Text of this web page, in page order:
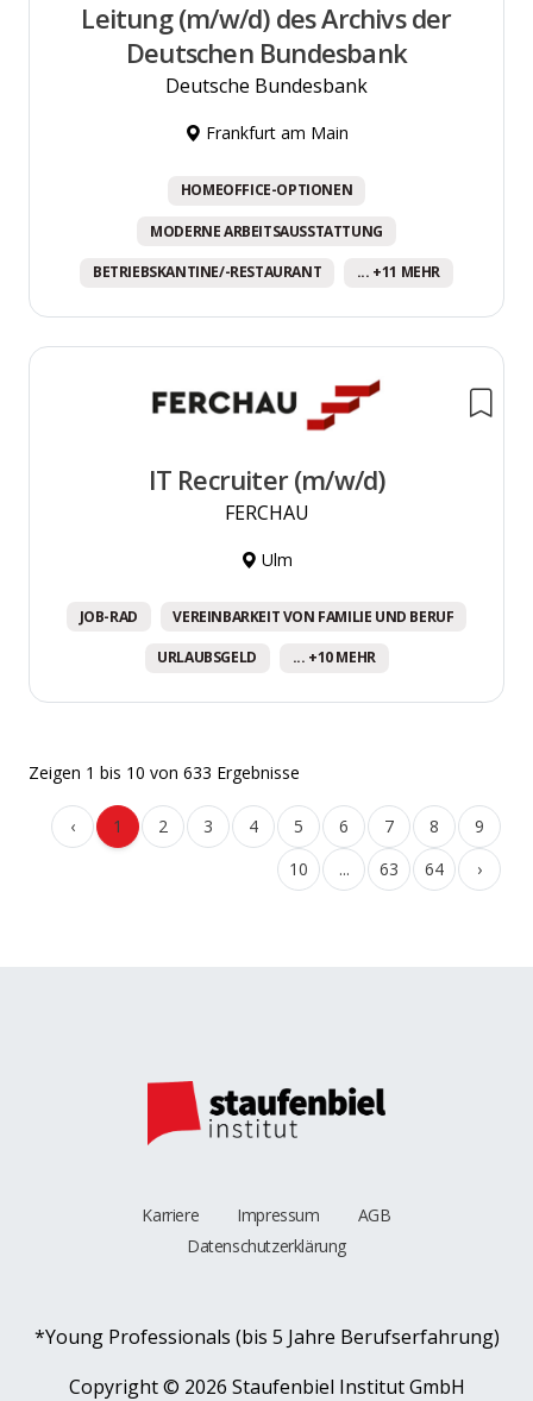
Leitung (m/w/d) des Archivs der
Deutschen Bundesbank
Deutsche Bundesbank
Frankfurt am Main
HOMEOFFICE-OPTIONEN
MODERNE ARBEITSAUSSTATTUNG
BETRIEBSKANTINE/-RESTAURANT ... +11 MEHR
IT Recruiter (m/w/d)
FERCHAU
Ulm
JOB-RAD VEREINBARKEIT VON FAMILIE UND BERUF
URLAUBSGELD ... +10 MEHR
Zeigen 1 bis 10 von 633 Ergebnisse
‹ 1 2 3 4 5 6 7 8
9
10
... 63 64 ›
Karriere Impressum
AGB
Datenschutzerklärung
*Young Professionals (bis 5 Jahre Berufserfahrung)
Copyright © 2026 Staufenbiel Institut GmbH